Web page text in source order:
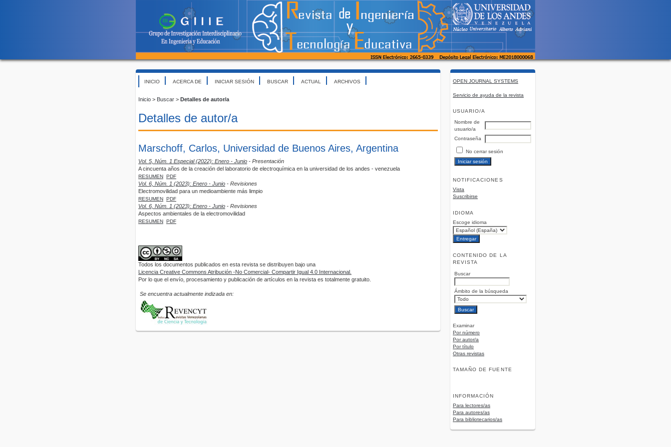
OPEN JOURNAL SYSTEMS
Servicio de ayuda de la revista
USUARIO/A
Nombre de
usuario/a
Contraseña
No cerrar sesión
NOTIFICACIONES
Vista
Suscribirse
IDIOMA
Escoge idioma
CONTENIDO DE LA
REVISTA
Buscar
Ámbito de la búsqueda
Examinar
Por número
Por autor/a
Por título
Otras revistas
TAMAÑO DE FUENTE
INFORMACIÓN
Para lectores/as
Para autores/as
Para bibliotecarios/as
INICIO ACERCA DE INICIAR SESIÓN BUSCAR ACTUAL ARCHIVOS
Inicio > Buscar > Detalles de autor/a
Detalles de autor/a
Marschoff, Carlos, Universidad de Buenos Aires, Argentina
Vol. 5, Núm. 1 Especial (2022): Enero - Junio - Presentación
A cincuenta años de la creación del laboratorio de electroquímica en la universidad de los andes - venezuela
RESUMEN PDF
Vol. 6, Núm. 1 (2023): Enero - Junio - Revisiones
Electromovilidad para un medioambiente más limpio
RESUMEN PDF
Vol. 6, Núm. 1 (2023): Enero - Junio - Revisiones
Aspectos ambientales de la electromovilidad
RESUMEN PDF
Todos los documentos publicados en esta revista se distribuyen bajo una
Licencia Creative Commons Atribución -No Comercial- Compartir Igual 4.0 Internacional.
Por lo que el envío, procesamiento y publicación de artículos en la revista es totalmente gratuito.
Se encuentra actualmente indizada en: